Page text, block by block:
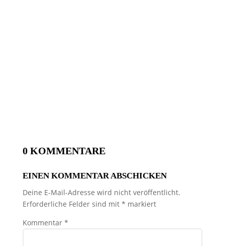
0 KOMMENTARE
EINEN KOMMENTAR ABSCHICKEN
Deine E-Mail-Adresse wird nicht veröffentlicht.
Erforderliche Felder sind mit * markiert
Kommentar *